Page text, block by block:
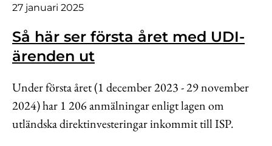
27 januari 2025
Så här ser första året med UDI-
ärenden ut
Under första året (1 december 2023 - 29 november
2024) har 1 206 anmälningar enligt lagen om
utländska direktinvesteringar inkommit till ISP.